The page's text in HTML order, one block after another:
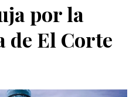
por la
El Corte